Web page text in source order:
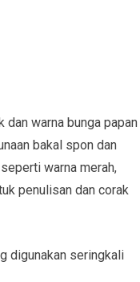
warna bunga papan
bakal spon dan
warna merah,
penulisan dan corak
digunakan seringkali